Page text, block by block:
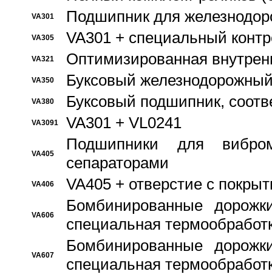
VA301 Подшипник для
VA305 VA301 + специальный
VA321 Оптимизированная
VA350 Буксовый
VA380 Буксовый подшипник,
VA3091 VA301 + VL0241
VA405
Подшипники для
сепараторами
VA406 VA405 + отверстие с
VA606
Бомбинированные
специальная
VA607
Бомбинированные
специальная